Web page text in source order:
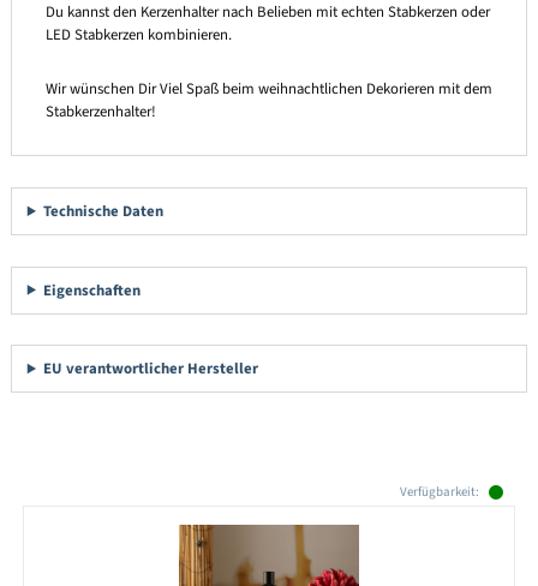
Du kannst den Kerzenhalter nach Belieben mit echten Stabkerzen oder
LED Stabkerzen kombinieren.
Wir wünschen Dir Viel Spaß beim weihnachtlichen Dekorieren mit dem
Stabkerzenhalter!
Technische Daten
Eigenschaften
EU verantwortlicher Hersteller
Verfügbarkeit: